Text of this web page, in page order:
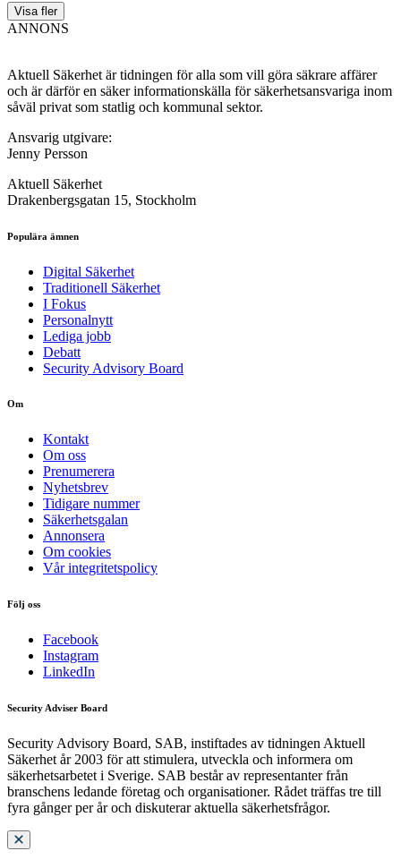
Visa fler
ANNONS
Aktuell Säkerhet är tidningen för alla som vill göra säkrare affärer
och är därför en säker informationskälla för säkerhets­ansvariga inom
såväl privat som statlig och kommunal sektor.
Ansvarig utgivare:
Jenny Persson
Aktuell Säkerhet
Drakenbergsgatan 15, Stockholm
Populära ämnen
Digital Säkerhet
Traditionell Säkerhet
I Fokus
Personalnytt
Lediga jobb
Debatt
Security Advisory Board
Om
Kontakt
Om oss
Prenumerera
Nyhetsbrev
Tidigare nummer
Säkerhetsgalan
Annonsera
Om cookies
Vår integritetspolicy
Följ oss
Facebook
Instagram
LinkedIn
Security Adviser Board
Security Advisory Board, SAB, instiftades av tidningen Aktuell
Säkerhet år 2003 för att stimulera, utveckla och informera om
säkerhetsarbetet i Sverige. SAB består av representanter från
branschens ledande företag och organisationer. Rådet träffas tre till
fyra gånger per år och diskuterar aktuella säkerhetsfrågor.